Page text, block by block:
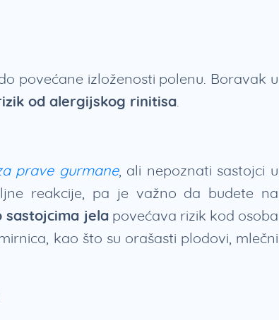
povećane izloženosti polenu. Boravak u
od alergijskog rinitisa.
prave gurmane, ali nepoznati sastojci u
reakcije, pa je važno da budete na
sastojcima jelapovećava rizik kod osoba
kao što su orašasti plodovi, mlečni